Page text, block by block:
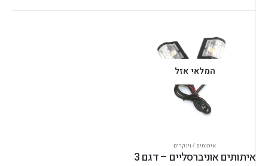
המלאי אזל
איתותים / וינקרים
איתותים אוניברסליים – דגם 3